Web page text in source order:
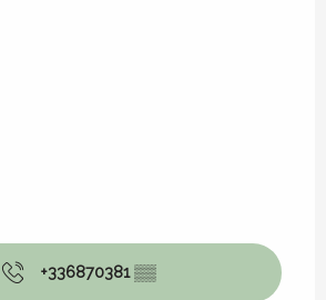
+336870381▒▒